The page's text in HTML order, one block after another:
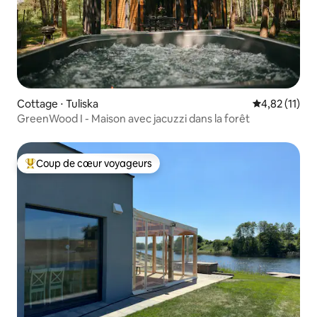
Cottage ⋅ Tuliska Évaluation
4,82 (11)
GreenWood I - Maison avec jacuzzi dans la forêt
Coups de cœur voyageurs les plus appréciés
Coup de cœur voyageurs